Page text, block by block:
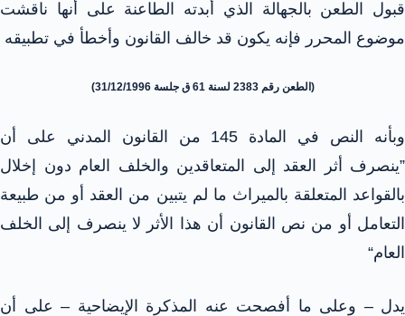
قبول الطعن بالجهالة الذي أبدته الطاعنة على أنها ناقشت
موضوع المحرر فإنه يكون قد خالف القانون وأخطأ في تطبيقه
(الطعن رقم 2383 لسنة 61 ق جلسة 31/12/1996)
وبأنه النص في المادة 145 من القانون المدني على أن
”ينصرف أثر العقد إلى المتعاقدين والخلف العام دون إخلال
بالقواعد المتعلقة بالميراث ما لم يتبين من العقد أو من طبيعة
التعامل أو من نص القانون أن هذا الأثر لا ينصرف إلى الخلف
العام“
يدل – وعلى ما أفصحت عنه المذكرة الإيضاحية – على أن